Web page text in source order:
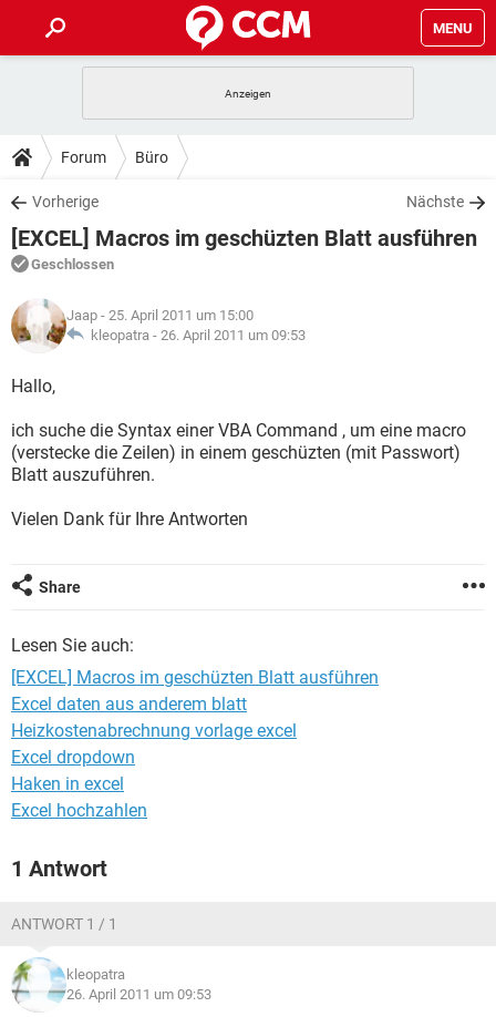
MENU
ANDROID
WINDOWS 10
WHATSAPP TIKTOK
FACEBOOK
TIPPS & TRICKS
SPIELE
WINDOWS 10
WHATSAPP
FACEBOOK HARDWARE
DOWNLOADS
SPIELE STREAMING
ANDROID
WINDOWS 10
WHATSAPP
FACEBOOK
FORUM
SPIELE
ANDROID IOS
FACEBOOK HARDWARE
LEXIKON
SPIELE
ANDROID
WINDOWS 10 INSTAGRAM
WHATSAPP
Forum Büro
Vorherige Nächste
[EXCEL] Macros im geschüzten Blatt ausführen
Geschlossen
Jaap - 25. April 2011 um 15:00
kleopatra - 26. April 2011 um 09:53
Hallo,
ich suche die Syntax einer VBA Command , um eine macro
(verstecke die Zeilen) in einem geschüzten (mit Passwort)
Blatt auszuführen.
Vielen Dank für Ihre Antworten
Share
Lesen Sie auch:
[EXCEL] Macros im geschüzten Blatt ausführen
Excel daten aus anderem blatt
Heizkostenabrechnung vorlage excel
Excel dropdown
Haken in excel
Excel hochzahlen
1 Antwort
ANTWORT 1 / 1
kleopatra
26. April 2011 um 09:53